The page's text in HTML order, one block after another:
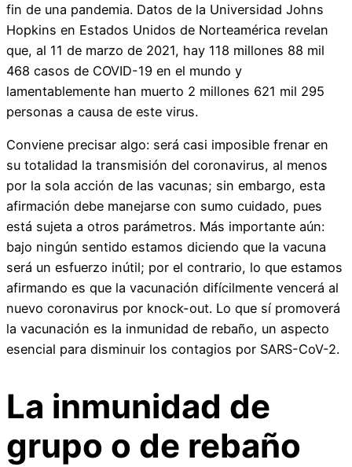
fin de una pandemia. Datos de la Universidad Johns
Hopkins en Estados Unidos de Norteamérica revelan
que, al 11 de marzo de 2021, hay 118 millones 88 mil
468 casos de COVID-19 en el mundo y
lamentablemente han muerto 2 millones 621 mil 295
personas a causa de este virus.
Conviene precisar algo: será casi imposible frenar en
su totalidad la transmisión del coronavirus, al menos
por la sola acción de las vacunas; sin embargo, esta
afirmación debe manejarse con sumo cuidado, pues
está sujeta a otros parámetros. Más importante aún:
bajo ningún sentido estamos diciendo que la vacuna
será un esfuerzo inútil; por el contrario, lo que estamos
afirmando es que la vacunación difícilmente vencerá al
nuevo coronavirus por knock-out. Lo que sí promoverá
la vacunación es la inmunidad de rebaño, un aspecto
esencial para disminuir los contagios por SARS-CoV-2.
La inmunidad de
grupo o de rebaño